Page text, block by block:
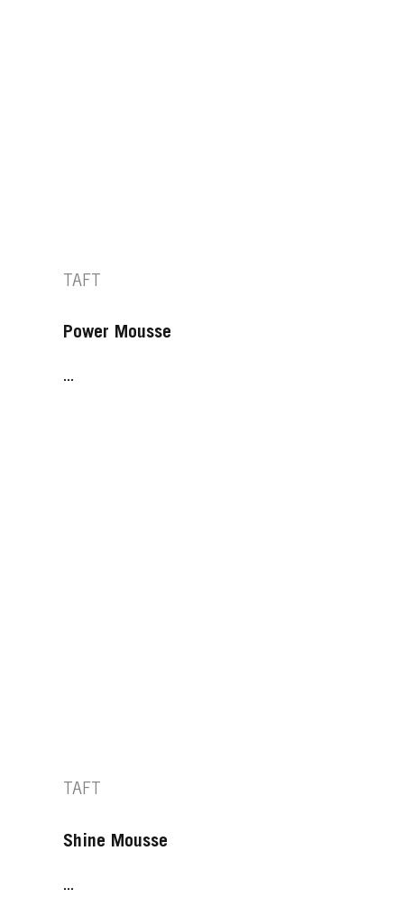
TAFT
Power Mousse
...
TAFT
Shine Mousse
...